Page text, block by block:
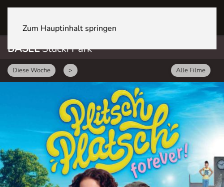
Zum Hauptinhalt springen
BASELStücki Park
Diese Woche > Alle Filme